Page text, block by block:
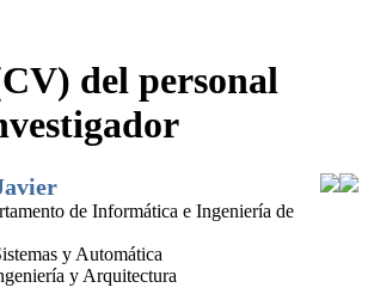
del personal
de Informática e Ingeniería de
y Automática
y Arquitectura